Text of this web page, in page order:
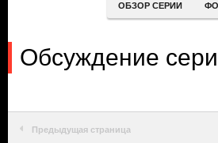
ОБЗОР СЕРИИ
Обсуждение
Предыдущая страница